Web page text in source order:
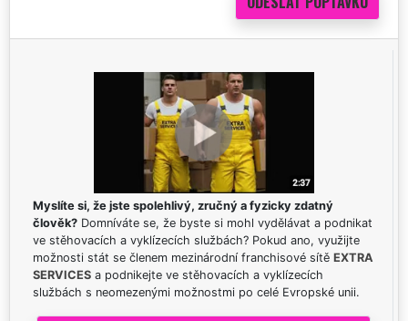
Myslíte si, že jste spolehlivý, zručný a fyzicky zdatný
člověk? Domníváte se, že byste si mohl vydělávat a podnikat
ve stěhovacích a vyklízecích službách? Pokud ano, využijte
možnosti stát se členem mezinárodní franchisové sítě EXTRA
SERVICES a podnikejte ve stěhovacích a vyklízecích
službách s neomezenými možnostmi po celé Evropské unii.